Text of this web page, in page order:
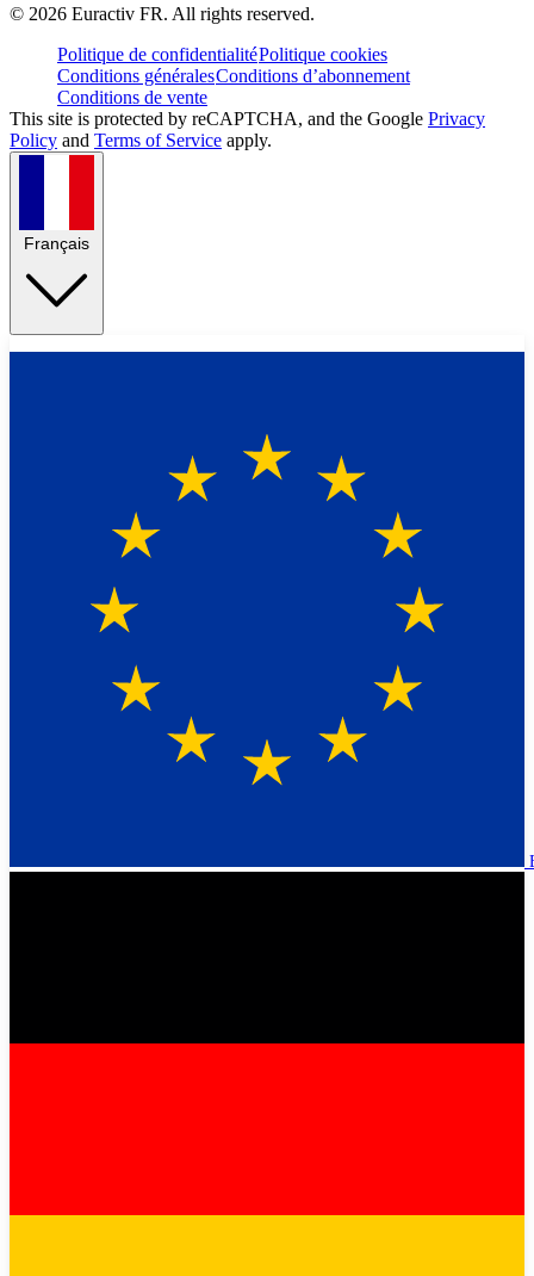
© 2026 Euractiv FR. All rights reserved.
Politique de confidentialitéPolitique cookies
Conditions généralesConditions d’abonnement
Conditions de vente
This site is protected by reCAPTCHA, and the Google Privacy
Policy and Terms of Service apply.
Français